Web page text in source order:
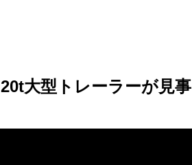
20t大型トレーラーが見